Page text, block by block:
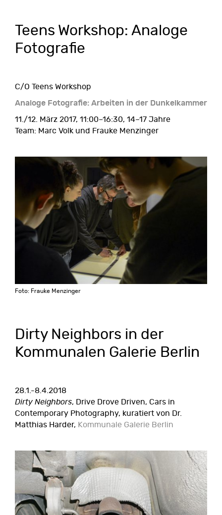
Teens Workshop: Analoge
Fotografie
C/O Teens Workshop
Analoge Fotografie: Arbeiten in der Dunkelkammer
11./12. März 2017, 11:00–16:30, 14–17 Jahre
Team: Marc Volk und Frauke Menzinger
Foto: Frauke Menzinger
Dirty Neighbors in der
Kommunalen Galerie Berlin
28.1.-8.4.2018
Dirty Neighbors, Drive Drove Driven, Cars in
Contemporary Photography, kuratiert von Dr.
Matthias Harder, Kommunale Galerie Berlin